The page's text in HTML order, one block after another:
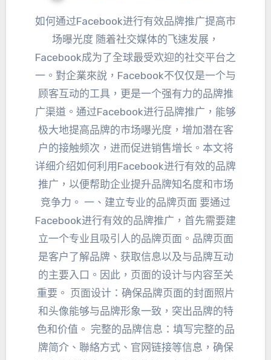
如何通过Facebook进行有效品牌推广提高市
场曝光度 随着社交媒体的飞速发展 ，
Facebook成为了全球最受欢迎的社交平台之
一 。對企業來說， Facebook不仅仅是一个与
顾客互动的工具 ， 更是一个强有力的品牌推
广渠道 。 通过Facebook进行品牌推广 ， 能够
极大地提高品牌的市场曝光度 ， 增加潜在客
户的接触频次 ， 进而促进销售增长 。 本文将
详细介绍如何利用Facebook进行有效的品牌
推广 ， 以便帮助企业提升品牌知名度和市场
竞争力 。 一、 建立专业的品牌页面 要通过
Facebook进行有效的品牌推广 ， 首先需要建
立一个专业且吸引人的品牌页面 。 品牌页面
是客户了解品牌、 获取信息以及与品牌互动
的主要入口 。因此， 页面的设计与内容至关
重要 。 页面设计： 确保品牌页面的封面照片
和头像能够与品牌形象一致 ， 突出品牌的特
色和价值 。 完整的品牌信息 ： 填写完整的品
牌简介、聯絡方式、 官网链接等信息 ， 确保